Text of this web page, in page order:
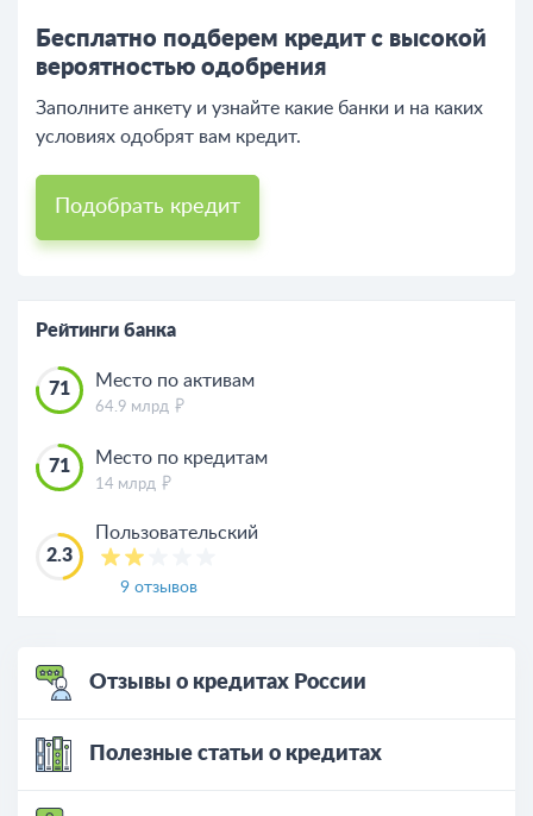
Бесплатно подберем кредит с высокой
вероятностью одобрения
Заполните анкету и узнайте какие банки и на каких
условиях одобрят вам кредит.
Подобрать кредит
Рейтинги банка
71 Место по активам
64.9 млрд
71 Место по кредитам
14 млрд
2.3
Пользовательский
9 отзывов
Отзывы о кредитах России
Полезные статьи о кредитах